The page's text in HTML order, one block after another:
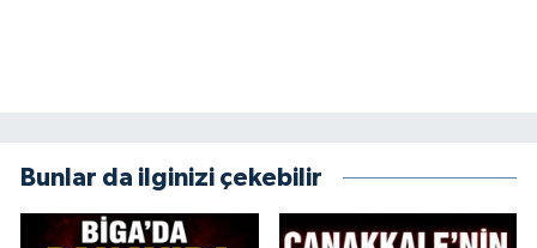
Bunlar da ilginizi çekebilir